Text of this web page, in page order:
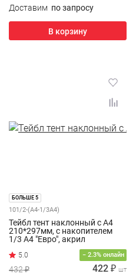
Доставим по запросу
В корзину
БОЛЬШЕ 5
101/2-(А4-1/3А4)
Тейбл тент наклонный с А4
210*297мм, с накопителем
1/3 А4 "Евро", акрил
− 2.3% онлайн
432 ₽ 422 ₽ шт